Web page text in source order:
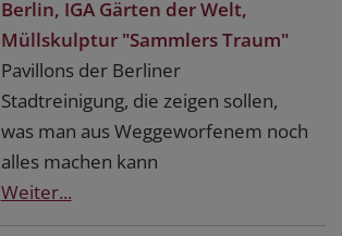
Berlin, IGA Gärten der Welt,
Müllskulptur "Sammlers Traum"
Pavillons der Berliner
Stadtreinigung, die zeigen sollen,
was man aus Weggeworfenem noch
alles machen kann
Weiter...